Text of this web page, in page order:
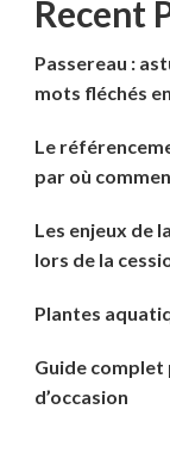
Recent
Passereau :
mots fléchés
Le
par où
Les enjeux de
lors de la
Plantes
Guide complet
d’occasion